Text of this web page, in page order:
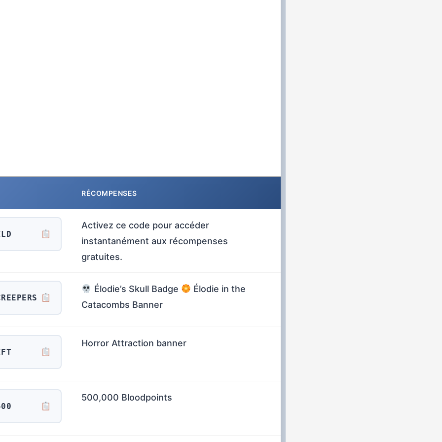
RÉCOMPENSES
Activez ce code pour accéder
instantanément aux récompenses
gratuites.
Élodie’s Skull Badge
Élodie in the
Catacombs Banner
Horror Attraction banner
500,000 Bloodpoints